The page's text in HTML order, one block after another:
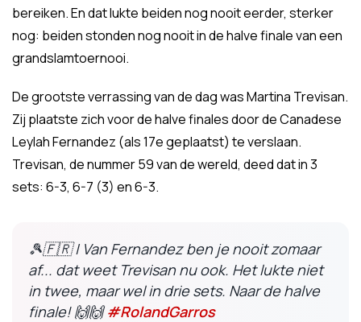
bereiken. En dat lukte beiden nog nooit eerder, sterker
nog: beiden stonden nog nooit in de halve finale van een
grandslamtoernooi.
De grootste verrassing van de dag was Martina Trevisan.
Zij plaatste zich voor de halve finales door de Canadese
Leylah Fernandez (als 17e geplaatst) te verslaan.
Trevisan, de nummer 59 van de wereld, deed dat in 3
sets: 6-3, 6-7 (3) en 6-3.
🎾🇫🇷 | Van Fernandez ben je nooit zomaar
af... dat weet Trevisan nu ook. Het lukte niet
in twee, maar wel in drie sets. Naar de halve
finale! 🙌🙌#RolandGarros